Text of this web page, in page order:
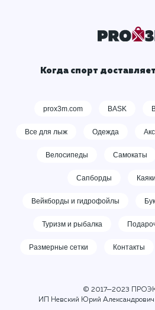
Когда спорт
prox3m.com BASK
Все для лыж Одежда
Велосипеды Самокаты
Сапборды
Вейкборды и гидрофойлы
Туризм и рыбалка
Размерные сетки Контакты
© 2017—2023
ИП Невский Юрий